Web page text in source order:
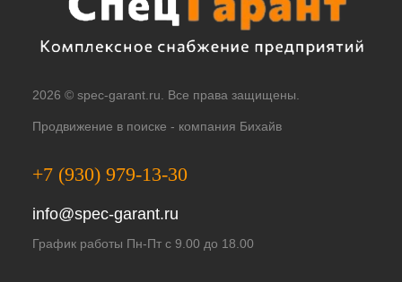
2026 © spec-garant.ru. Все права защищены.
Продвижение в поиске - компания Бихайв
+7 (930) 979-13-30
info@spec-garant.ru
График работы Пн-Пт с 9.00 до 18.00